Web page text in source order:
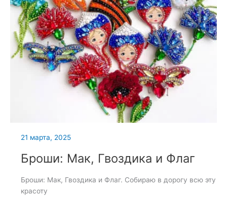
21 марта, 2025
Броши: Мак, Гвоздика и Флаг
Броши: Мак, Гвоздика и Флаг. Собираю в дорогу всю эту
красоту